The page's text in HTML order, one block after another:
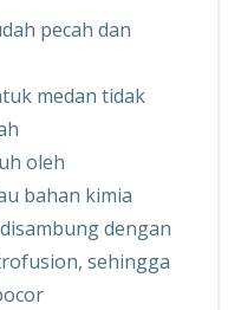
pecah dan
medan tidak
oleh
bahan kimia
dengan
sehingga